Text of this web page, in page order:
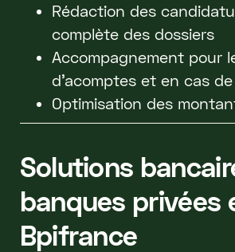
Rédaction des
complète des dossiers
Accompagnement pour
d'acomptes et en cas
Optimisation des
Solutions
banques privées
Bpifrance